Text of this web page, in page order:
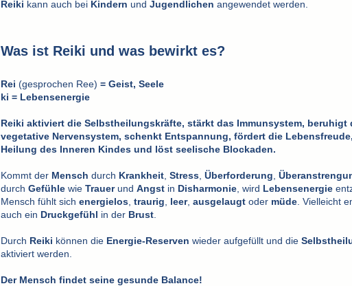
Reiki kann auch bei Kindern und Jugendlichen angewendet werden.
Was ist Reiki und was bewirkt es?
Rei (gesprochen Ree) = Geist, Seele
ki = Lebensenergie
Reiki aktiviert die Selbstheilungskräfte, stärkt das Immunsystem, beruhigt
vegetative Nervensystem, schenkt Entspannung, fördert die
Heilung des Inneren Kindes und löst seelische Blockaden.
Kommt der Mensch durch Krankheit, Stress, Überforderung
durch Gefühlewie Trauerund Angstin Disharmonie, wird Lebensenergie
Mensch fühlt sich energielos, traurig leer, ausgelaugtoder müde. Vielleicht
auch ein Druckgefühl in der Brust.
Durch Reiki können die Energie-Reserven wieder aufgefüllt und die
aktiviert werden.
Der Mensch findet seine gesunde Balance!